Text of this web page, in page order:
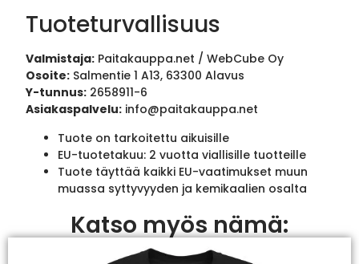
Tuoteturvallisuus
Valmistaja: Paitakauppa.net / WebCube Oy
Osoite: Salmentie 1 A13, 63300 Alavus
Y-tunnus: 2658911-6
Asiakaspalvelu: info@paitakauppa.net
Tuote on tarkoitettu aikuisille
EU-tuotetakuu: 2 vuotta viallisille tuotteille
Tuote täyttää kaikki EU-vaatimukset muun
muassa syttyvyyden ja kemikaalien osalta
Katso myös nämä: